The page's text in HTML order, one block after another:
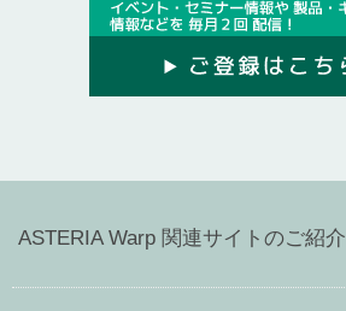
ASTERIA Warp 関連サイトのご紹介